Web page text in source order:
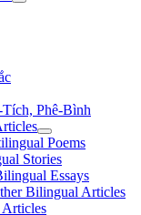
Phê-Bình
Poems
Stories
Essays
Bilingual Articles